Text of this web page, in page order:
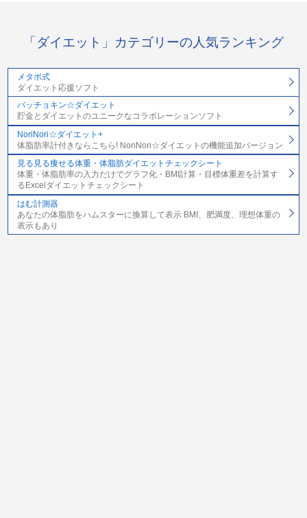
「ダイエット」カテゴリーの人気ランキング
メタボ式
ダイエット応援ソフト
バッチョキン☆ダイエット
貯金とダイエットのユニークなコラボレーションソフト
NoriNori☆ダイエット+
体脂肪率計付きならこちら! NoriNori☆ダイエットの機能追加バージョン
見る見る痩せる体重・体脂肪ダイエットチェックシート
体重・体脂肪率の入力だけでグラフ化・BMI計算・目標体重差を計算す
るExcelダイエットチェックシート
はむ計測器
あなたの体脂肪をハムスターに換算して表示 BMI、肥満度、理想体重の
表示もあり